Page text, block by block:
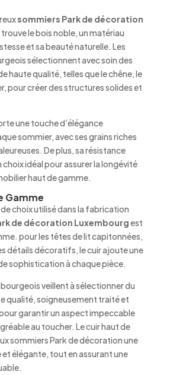
sommiers Park de décoration
trouve le bois noble, un matériau
et sa beauté naturelle. Les
sélectionnent avec soin des
haute qualité, telles que le chêne, le
pour créer des structures solides et
une touche d’élégance
sommier, avec ses grains riches
De plus, sa résistance
idéal pour assurer la longévité
haut de gamme.
Gamme
choix utilisé dans la fabrication
de décoration Luxembourgest
pour les têtes de lit capitonnées,
détails décoratifs, le cuir ajoute une
sophistication à chaque pièce.
veillent à sélectionner du
qualité, soigneusement traité et
garantir un aspect impeccable
au toucher. Le cuir haut de
sommiers Park de décoration une
élégante, tout en assurant une